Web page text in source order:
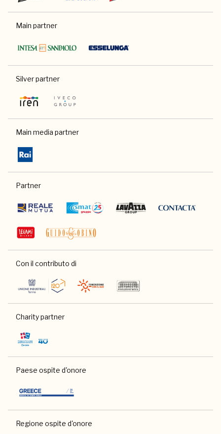
Main partner
Silver partner
Main media partner
Partner
Con il contributo di
Charity partner
Paese ospite d'onore
Regione ospite d'onore